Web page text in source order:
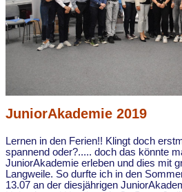
JuniorAkademie 2019
Lernen in den Ferien!! Klingt doch
spannend oder?..... doch das könnte
JuniorAkademie erleben und dies mit
Langweile. So durfte ich in den
13.07 an der diesjährigen